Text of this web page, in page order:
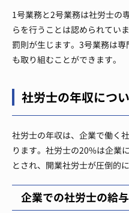
1号業務と2号業務は社労士の
らを行うことは認められてい
罰則が生じます。3号業務は
も取り組むことができます。
社労士の年収につ
社労士の年収は、企業で働く
ります。社労士の20%は企業
とされ、開業社労士が圧倒的
企業での社労士の給与